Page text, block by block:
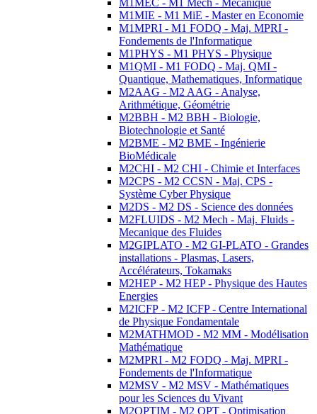
M1MEC - M1 Mech - Mecanique
M1MIE - M1 MiE - Master en Economie
M1MPRI - M1 FODQ - Maj. MPRI -
Fondements de l'Informatique
M1PHYS - M1 PHYS - Physique
M1QMI - M1 FODQ - Maj. QMI -
Quantique, Mathematiques, Informatique
M2AAG - M2 AAG - Analyse,
Arithmétique, Géométrie
M2BBH - M2 BBH - Biologie,
Biotechnologie et Santé
M2BME - M2 BME - Ingénierie
BioMédicale
M2CHI - M2 CHI - Chimie et Interfaces
M2CPS - M2 CCSN - Maj. CPS -
Système Cyber Physique
M2DS - M2 DS - Science des données
M2FLUIDS - M2 Mech - Maj. Fluids -
Mecanique des Fluides
M2GIPLATO - M2 GI-PLATO - Grandes
installations - Plasmas, Lasers,
Accélérateurs, Tokamaks
M2HEP - M2 HEP - Physique des Hautes
Energies
M2ICFP - M2 ICFP - Centre International
de Physique Fondamentale
M2MATHMOD - M2 MM - Modélisation
Mathématique
M2MPRI - M2 FODQ - Maj. MPRI -
Fondements de l'Informatique
M2MSV - M2 MSV - Mathématiques
pour les Sciences du Vivant
M2OPTIM - M2 OPT - Optimisation